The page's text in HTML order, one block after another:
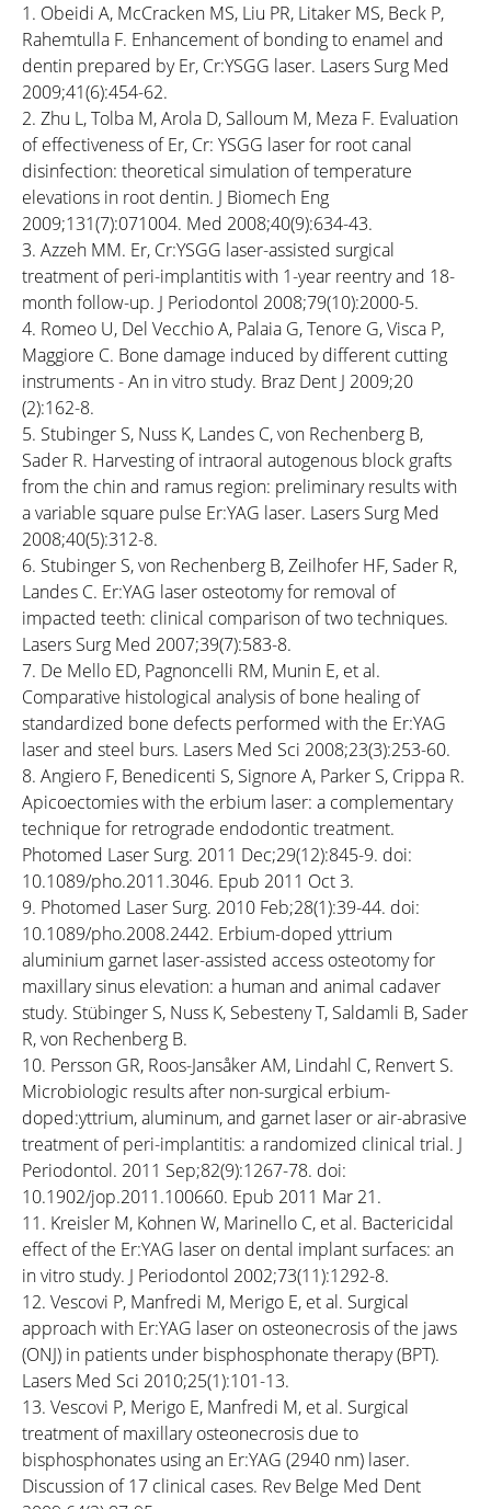
1. Obeidi A, McCracken MS, Liu PR, Litaker MS, Beck P,
Rahemtulla F. Enhancement of bonding to enamel and
dentin prepared by Er, Cr:YSGG laser. Lasers Surg Med
2009;41(6):454-62.
2. Zhu L, Tolba M, Arola D, Salloum M, Meza F. Evaluation
of effectiveness of Er, Cr: YSGG laser for root canal
disinfection: theoretical simulation of temperature
elevations in root dentin. J Biomech Eng
2009;131(7):071004. Med 2008;40(9):634-43.
3. Azzeh MM. Er, Cr:YSGG laser-assisted surgical
treatment of peri-implantitis with 1-year reentry and 18-
month follow-up. J Periodontol 2008;79(10):2000-5.
4. Romeo U, Del Vecchio A, Palaia G, Tenore G, Visca P,
Maggiore C. Bone damage induced by different cutting
instruments - An in vitro study. Braz Dent J 2009;20
(2):162-8.
5. Stubinger S, Nuss K, Landes C, von Rechenberg B,
Sader R. Harvesting of intraoral autogenous block grafts
from the chin and ramus region: preliminary results with
a variable square pulse Er:YAG laser. Lasers Surg Med
2008;40(5):312-8.
6. Stubinger S, von Rechenberg B, Zeilhofer HF, Sader R,
Landes C. Er:YAG laser osteotomy for removal of
impacted teeth: clinical comparison of two techniques.
Lasers Surg Med 2007;39(7):583-8.
7. De Mello ED, Pagnoncelli RM, Munin E, et al.
Comparative histological analysis of bone healing of
standardized bone defects performed with the Er:YAG
laser and steel burs. Lasers Med Sci 2008;23(3):253-60.
8. Angiero F, Benedicenti S, Signore A, Parker S, Crippa R.
Apicoectomies with the erbium laser: a complementary
technique for retrograde endodontic treatment.
Photomed Laser Surg. 2011 Dec;29(12):845-9. doi:
10.1089/pho.2011.3046. Epub 2011 Oct 3.
9. Photomed Laser Surg. 2010 Feb;28(1):39-44. doi:
10.1089/pho.2008.2442. Erbium-doped yttrium
aluminium garnet laser-assisted access osteotomy for
maxillary sinus elevation: a human and animal cadaver
study. Stübinger S, Nuss K, Sebesteny T, Saldamli B, Sader
R, von Rechenberg B.
10. Persson GR, Roos-Jansåker AM, Lindahl C, Renvert S.
Microbiologic results after non-surgical erbium-
doped:yttrium, aluminum, and garnet laser or air-abrasive
treatment of peri-implantitis: a randomized clinical trial. J
Periodontol. 2011 Sep;82(9):1267-78. doi:
10.1902/jop.2011.100660. Epub 2011 Mar 21.
11. Kreisler M, Kohnen W, Marinello C, et al. Bactericidal
effect of the Er:YAG laser on dental implant surfaces: an
in vitro study. J Periodontol 2002;73(11):1292-8.
12. Vescovi P, Manfredi M, Merigo E, et al. Surgical
approach with Er:YAG laser on osteonecrosis of the jaws
(ONJ) in patients under bisphosphonate therapy (BPT).
Lasers Med Sci 2010;25(1):101-13.
13. Vescovi P, Merigo E, Manfredi M, et al. Surgical
treatment of maxillary osteonecrosis due to
bisphosphonates using an Er:YAG (2940 nm) laser.
Discussion of 17 clinical cases. Rev Belge Med Dent